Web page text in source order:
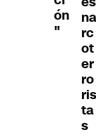
ón
"
na
rc
ot
er
ro
ris
ta
s